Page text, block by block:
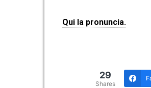
Qui la pronuncia.
29
Shares